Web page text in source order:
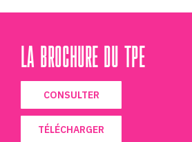
LA BROCHURE DU TPE
CONSULTER
TÉLÉCHARGER